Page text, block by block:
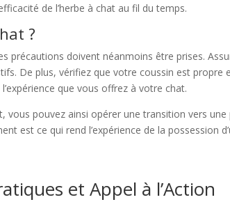
de l’herbe à chat au fil du temps.
?
précautions doivent néanmoins être prises.
De plus, vérifiez que votre coussin est propre
que vous offrez à votre chat.
vous pouvez ainsi opérer une transition vers une
est ce qui rend l’expérience de la possession
et Appel à l’Action